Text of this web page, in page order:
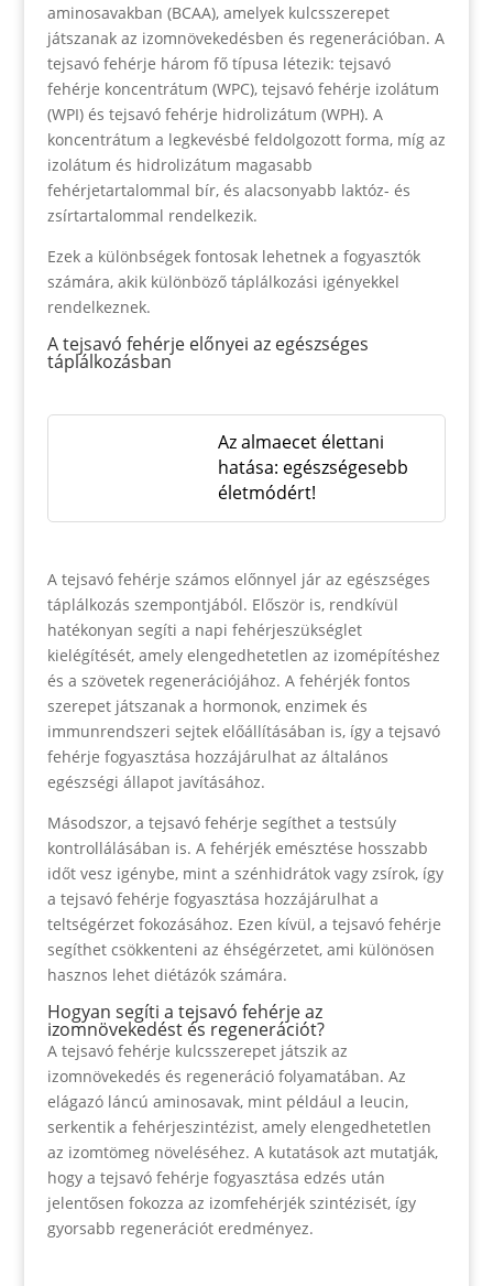
aminosavakban (BCAA), amelyek kulcsszerepet
játszanak az izomnövekedésben és regenerációban. A
tejsavó fehérje három fő típusa létezik: tejsavó
fehérje koncentrátum (WPC), tejsavó fehérje izolátum
(WPI) és tejsavó fehérje hidrolizátum (WPH). A
koncentrátum a legkevésbé feldolgozott forma, míg az
izolátum és hidrolizátum magasabb
fehérjetartalommal bír, és alacsonyabb laktóz- és
zsírtartalommal rendelkezik.
Ezek a különbségek fontosak lehetnek a fogyasztók
számára, akik különböző táplálkozási igényekkel
rendelkeznek.
A tejsavó fehérje előnyei az egészséges
táplálkozásban
Az almaecet élettani
hatása: egészségesebb
életmódért!
A tejsavó fehérje számos előnnyel jár az egészséges
táplálkozás szempontjából. Először is, rendkívül
hatékonyan segíti a napi fehérjeszükséglet
kielégítését, amely elengedhetetlen az izomépítéshez
és a szövetek regenerációjához. A fehérjék fontos
szerepet játszanak a hormonok, enzimek és
immunrendszeri sejtek előállításában is, így a tejsavó
fehérje fogyasztása hozzájárulhat az általános
egészségi állapot javításához.
Másodszor, a tejsavó fehérje segíthet a testsúly
kontrollálásában is. A fehérjék emésztése hosszabb
időt vesz igénybe, mint a szénhidrátok vagy zsírok, így
a tejsavó fehérje fogyasztása hozzájárulhat a
teltségérzet fokozásához. Ezen kívül, a tejsavó fehérje
segíthet csökkenteni az éhségérzetet, ami különösen
hasznos lehet diétázók számára.
Hogyan segíti a tejsavó fehérje az
izomnövekedést és regenerációt?
A tejsavó fehérje kulcsszerepet játszik az
izomnövekedés és regeneráció folyamatában. Az
elágazó láncú aminosavak, mint például a leucin,
serkentik a fehérjeszintézist, amely elengedhetetlen
az izomtömeg növeléséhez. A kutatások azt mutatják,
hogy a tejsavó fehérje fogyasztása edzés után
jelentősen fokozza az izomfehérjék szintézisét, így
gyorsabb regenerációt eredményez.